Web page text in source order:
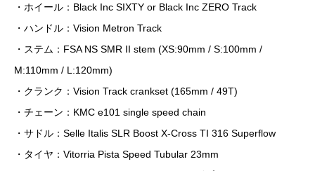
・ホイール：Black Inc SIXTY or Black Inc ZERO Track
・ハンドル：Vision Metron Track
・ステム：FSA NS SMR II stem (XS:90mm / S:100mm /
M:110mm / L:120mm)
・クランク：Vision Track crankset (165mm / 49T)
・チェーン：KMC e101 single speed chain
・サドル：Selle Italis SLR Boost X-Cross TI 316 Superflow
・タイヤ：Vitorria Pista Speed Tubular 23mm